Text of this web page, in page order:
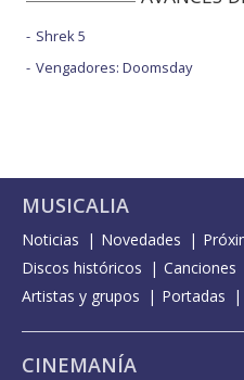
Shrek 5
Vengadores: Doomsday
MUSICALIA
Noticias Novedades
Discos históricos
Canciones
Artistas y grupos
Portadas
CINEMANÍA